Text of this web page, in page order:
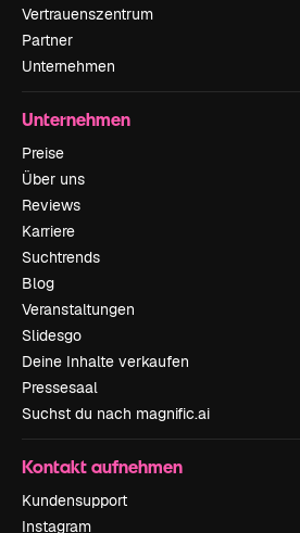
Vertrauenszentrum
Partner
Unternehmen
Unternehmen
Preise
Über uns
Reviews
Karriere
Suchtrends
Blog
Veranstaltungen
Slidesgo
Deine Inhalte verkaufen
Pressesaal
Suchst du nach magnific.ai
Kontakt aufnehmen
Kundensupport
Instagram